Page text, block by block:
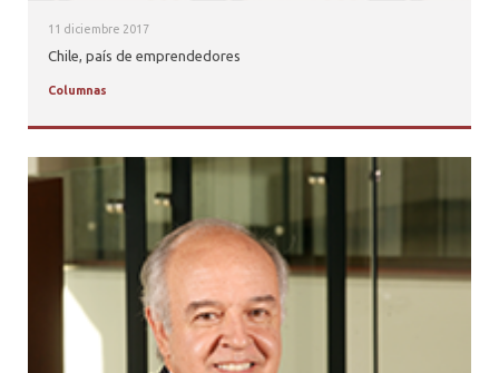
11 diciembre 2017
Chile, país de emprendedores
Columnas